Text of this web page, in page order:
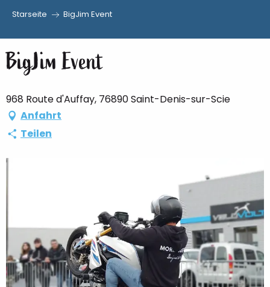
au
contenu
principal
Starseite BigJim Event
BigJim Event
968 Route d'Auffay, 76890 Saint-Denis-sur-Scie
Anfahrt
Teilen